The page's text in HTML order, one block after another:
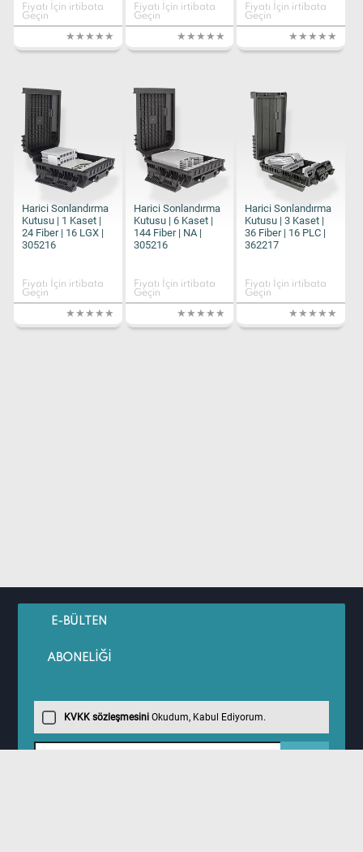
Fiyatı İçin irtibata
Geçin
Fiyatı İçin irtibata
Geçin
Fiyatı İçin irtibata
Geçin
Harici Sonlandırma
Kutusu | 1 Kaset |
24 Fiber | 16 LGX |
305216
Fiyatı İçin irtibata
Geçin
Harici Sonlandırma
Kutusu | 6 Kaset |
144 Fiber | NA |
305216
Fiyatı İçin irtibata
Geçin
Harici Sonlandırma
Kutusu | 3 Kaset |
36 Fiber | 16 PLC |
362217
Fiyatı İçin irtibata
Geçin
E-BÜLTEN
ABONELİĞİ
KVKK sözleşmesini Okudum, Kabul Ediyorum.